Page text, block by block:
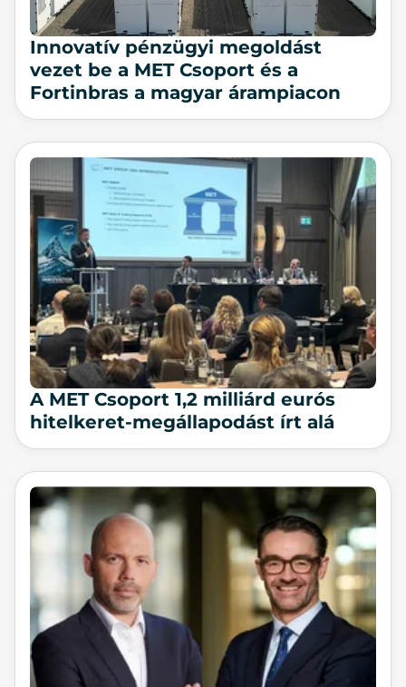
Innovatív pénzügyi megoldást
vezet be a MET Csoport és a
Fortinbras a magyar árampiacon
A MET Csoport 1,2 milliárd eurós
hitelkeret-megállapodást írt alá